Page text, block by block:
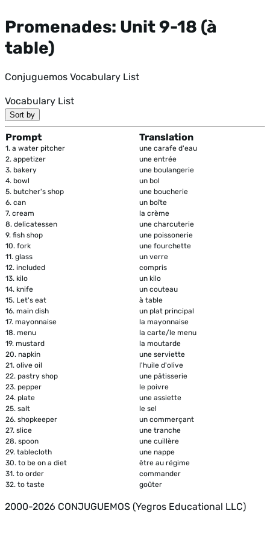
Promenades: Unit 9-18 (à
table)
Conjuguemos Vocabulary List
Vocabulary List
Sort by
Prompt Translation
1. a water pitcher
une carafe d'eau
2. appetizer
une entrée
3. bakery
une boulangerie
4. bowl
un bol
5. butcher's shop
une boucherie
6. can
un boîte
7. cream
la crème
8. delicatessen
une charcuterie
9. fish shop
une poissonerie
10. fork
une fourchette
11. glass
un verre
12. included
compris
13. kilo
un kilo
14. knife
un couteau
15. Let's eat
à table
16. main dish
un plat principal
17. mayonnaise
la mayonnaise
18. menu
la carte/le menu
19. mustard
la moutarde
20. napkin
une serviette
21. olive oil
l'huile d'olive
22. pastry shop
une pâtisserie
23. pepper
le poivre
24. plate
une assiette
25. salt
le sel
26. shopkeeper
un commerçant
27. slice
une tranche
28. spoon
une cuillère
29. tablecloth
une nappe
30. to be on a diet
être au régime
31. to order
commander
32. to taste goûter
2000-2026 CONJUGUEMOS (Yegros Educational LLC)